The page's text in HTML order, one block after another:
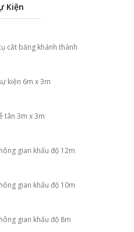
Kiện
cắt băng khánh thành
kiện 6m x 3m
tân 3m x 3m
gian khẩu độ 12m
gian khẩu độ 10m
gian khẩu độ 8m